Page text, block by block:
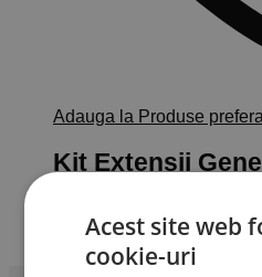
Adauga la Produse
Kit Extensii
450,00lei TVA Inclus
Acest site web
cookie-uri